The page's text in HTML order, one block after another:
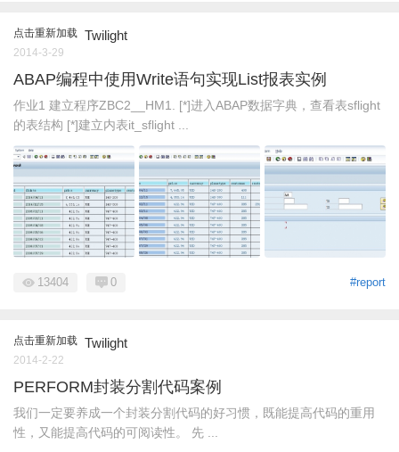
点击重新加载 Twilight
2014-3-29
ABAP编程中使用Write语句实现List报表实例
作业1 建立程序ZBC2__HM1. [*]进入ABAP数据字典，查看表sflight
的表结构 [*]建立内表it_sflight ...
#report
13404 0
点击重新加载 Twilight
2014-2-22
PERFORM封装分割代码案例
我们一定要养成一个封装分割代码的好习惯，既能提高代码的重用
性，又能提高代码的可阅读性。 先 ...